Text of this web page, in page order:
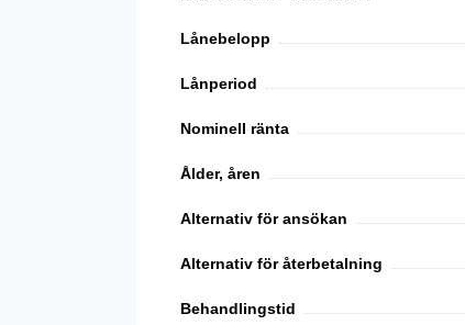
Lånebelopp
Lånperiod
Nominell ränta
Ålder, åren
Alternativ för ansökan
Alternativ för återbetalning
Behandlingstid